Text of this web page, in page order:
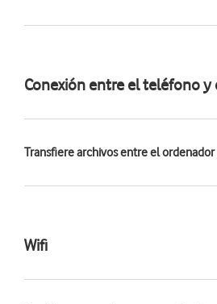
Conexión entre el teléfono y
Transfiere archivos entre el
Wifi